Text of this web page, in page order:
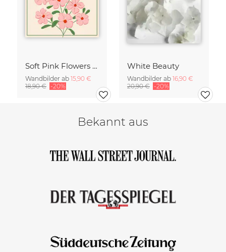
Soft Pink Flowers - Botany no4
Wandbilder ab 15,90 €
18,90 € -20%
White Beauty
Wandbilder ab 16,90 €
20,90 € -20%
Bekannt aus